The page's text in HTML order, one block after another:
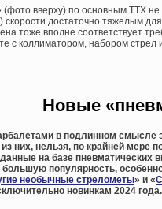
(фото вверху) по основным ТТХ
скорости достаточно тяжелым
тоже вполне соответствует
с коллиматором, набором
Новые
в подлинном смысле
них, нельзя, по крайней
на базе пневматических
популярность,
необычные стрелометы» и «
новинкам 2024 года.